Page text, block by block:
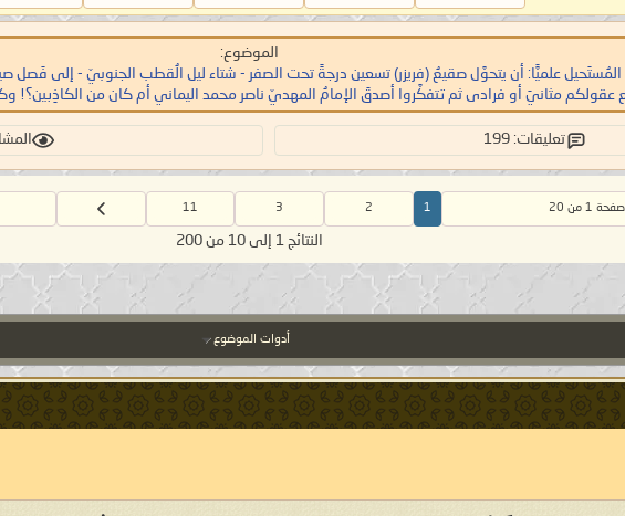
الموضوع:
تعليقات: 199
صفحة 1 من 20 1
2
3
11
النتائج 1 إلى 10 من 200
أدوات الموضوع